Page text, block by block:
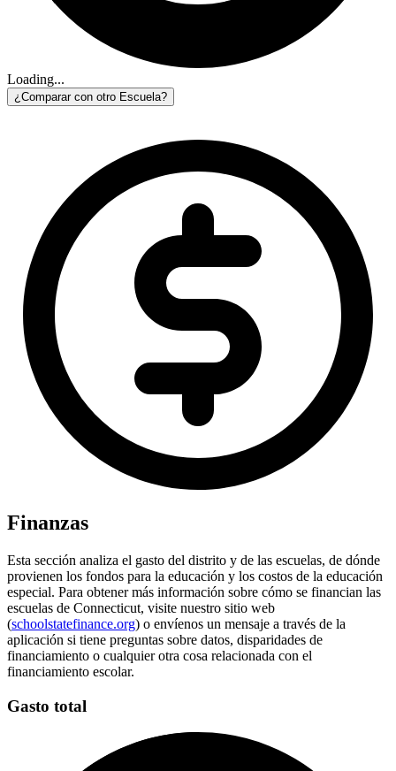
Loading...
¿Comparar con otro Escuela?
Finanzas
Esta sección analiza el gasto del distrito y de las escuelas, de dónde
provienen los fondos para la educación y los costos de la educación
especial. Para obtener más información sobre cómo se financian las
escuelas de Connecticut, visite nuestro sitio web
(schoolstatefinance.org) o envíenos un mensaje a través de la
aplicación si tiene preguntas sobre datos, disparidades de
financiamiento o cualquier otra cosa relacionada con el
financiamiento escolar.
Gasto total